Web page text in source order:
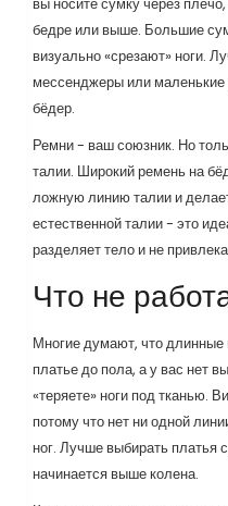
бедре или выше. Большие
визуально «срезают» ноги.
мессенджеры или
бёдер.
Ремни - ваш союзник. Но
талии. Широкий ремень на
ложную линию талии и
естественной талии - это
разделяет тело и не
Что не
Многие думают, что длинные
платье до пола, а у вас нет
«теряете» ноги под тканью.
потому что нет ни одной
ног. Лучше выбирать платья
начинается выше колена.